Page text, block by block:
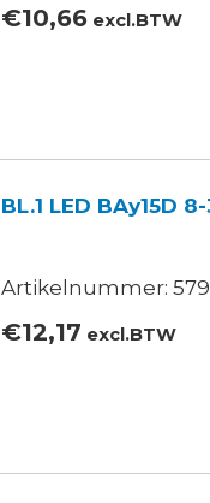
€10,66excl.BTW
BL.1 LED BAy15D
Artikelnummer:
€12,17 excl.BTW